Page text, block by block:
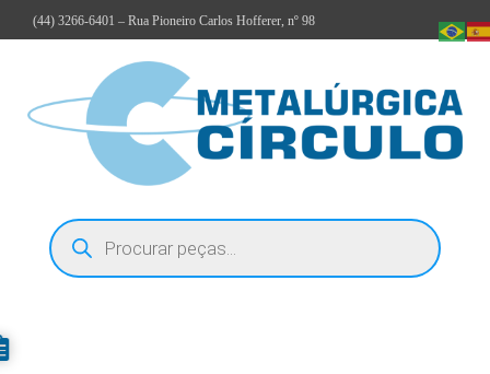
(44) 3266-6401 – Rua Pioneiro Carlos Hofferer, nº 98